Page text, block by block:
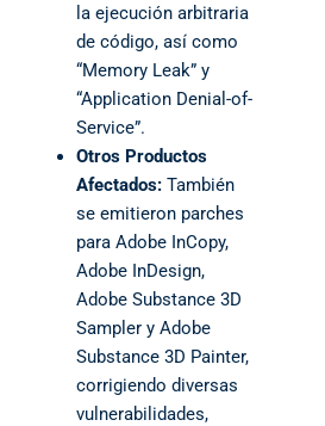
la ejecución arbitraria
de código, así como
“Memory Leak” y
“Application Denial-of-
Service”.
Otros Productos
Afectados:También
se emitieron parches
para Adobe InCopy,
Adobe InDesign,
Adobe Substance 3D
Sampler y Adobe
Substance 3D Painter,
corrigiendo diversas
vulnerabilidades,